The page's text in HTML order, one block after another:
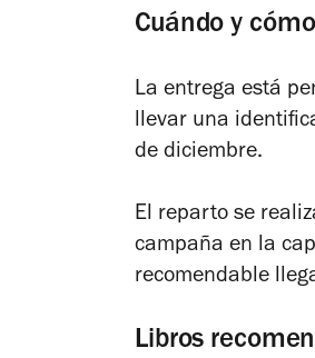
Cuándo y
La entrega está
llevar una
de diciembre.
El reparto se
campaña en la
recomendable
Libros